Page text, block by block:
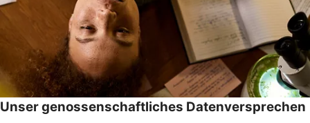
Unser genossenschaftliches Datenversprechen